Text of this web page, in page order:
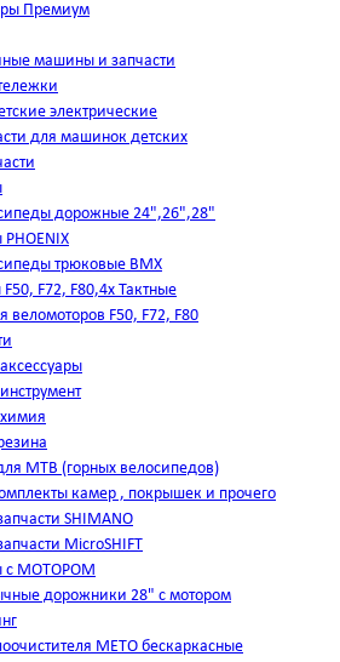
Премиум
машины и запчасти
электрические
для машинок детских
дорожные 24",26",28"
трюковые BMX
F72, F80,4х Тактные
веломоторов F50, F72, F80
MTB (горных велосипедов)
камер , покрышек и прочего
SHIMANO
MicroSHIFT
с МОТОРОМ
дорожники 28" с мотором
METO бескаркасные